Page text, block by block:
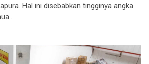
Hal ini disebabkan tingginya angka